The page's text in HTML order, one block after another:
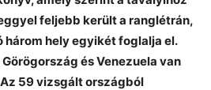
feljebb került a ranglétrán,
három hely egyikét foglalja el.
és Venezuela van
59 vizsgált országból